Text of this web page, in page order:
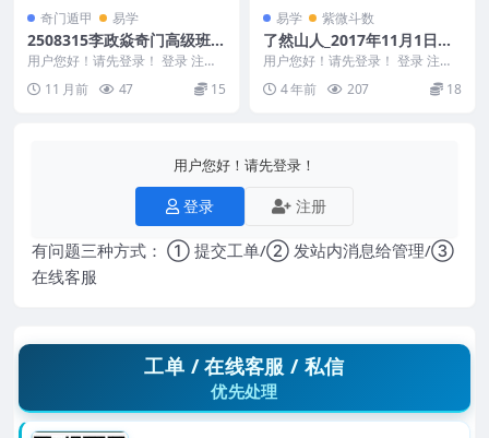
奇门遁甲 易学
2508315李政焱奇门高级班第
9期 8集视频Y
用户您好！请先登录！ 登录 注册
李政焱奇门高级班第9期 8集视频Y
25083...
11 月前 47 15
易学 紫微斗数
了然山人_2017年11月1日紫
微斗数视频41视频合集+2文
档
用户您好！请先登录！ 登录 注册
了然山人 2017年11月1日紫微斗
数视频 编...
4 年前 207 18
用户您好！请先登录！
登录 注册
有问题三种方式： ① 提交工单/② 发站内消息给管理/③
在线客服
工单 / 在线客服 / 私信
优先处理